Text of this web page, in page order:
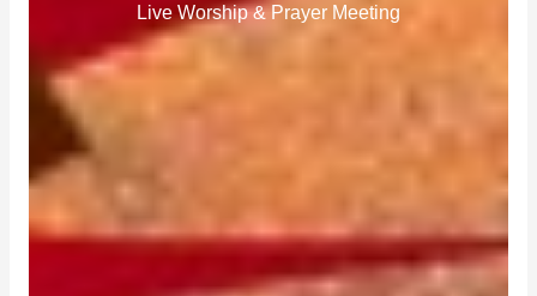
Live Worship & Prayer Meeting